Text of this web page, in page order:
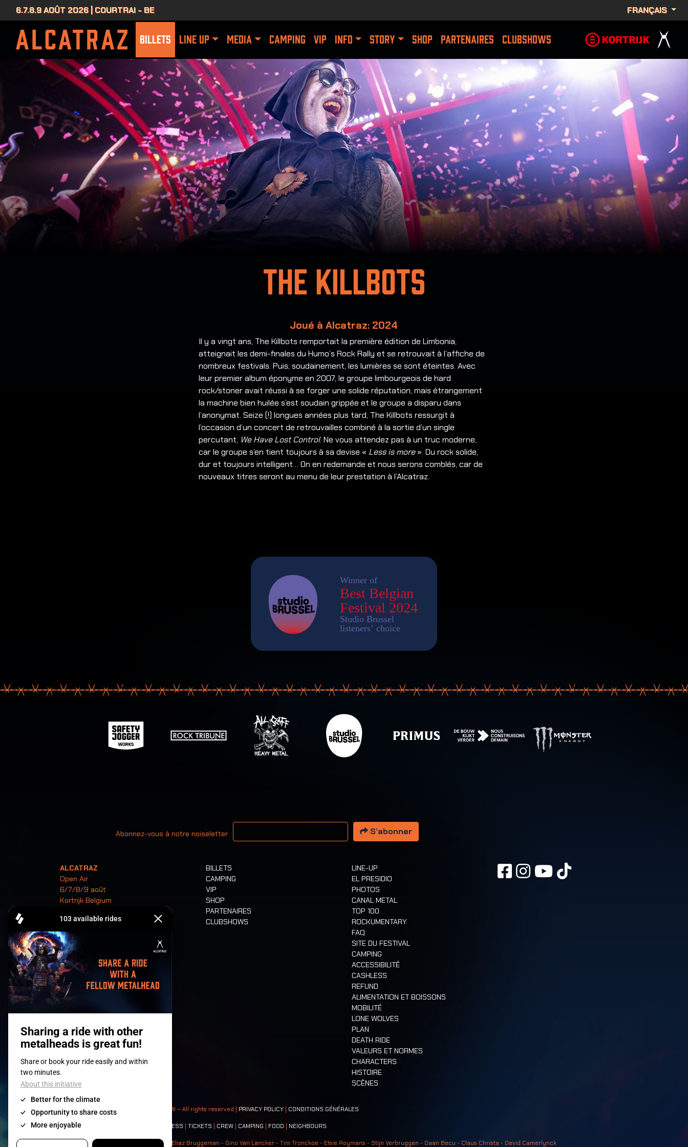
6.7.8.9 AOÛT 2026 | COURTRAI - BE FRANÇAIS
BILLETS LINE UP MEDIA CAMPING VIP INFO STORY SHOP PARTENAIRES CLUBSHOWS
The Killbots
Joué à Alcatraz: 2024
Il y a vingt ans, The Killbots remportait la première édition de Limbonia,
atteignait les demi-finales du Humo’s Rock Rally et se retrouvait à l’affiche de
nombreux festivals.Puis, soudainement, les lumières se sont éteintes. Avec
leur premier album éponyme en 2007, le groupe limbourgeois de hard
rock/stoner avait réussi à se forger une solide réputation, mais étrangement
la machine bien huilée s’est soudain grippée et le groupe a disparu dans
l’anonymat. Seize (!) longues années plus tard, The Killbots ressurgit à
l’occasion d’un concert de retrouvailles combiné à la sortie d’un single
percutant, We Have Lost Control. Ne vous attendez pas à un truc moderne,
car le groupe s’en tient toujours à sa devise « Less is more». Du rock solide,
dur et toujours intelligent… On en redemande et nous serons comblés, car de
nouveaux titres seront au menu de leur prestation à l’Alcatraz.
Abonnez-vous à notre noiseletter
Votre adresse email
S’abonner
ALCATRAZ
Open Air
6/7/8/9 août
Kortrijk Belgium
Billets
BILLETS
CAMPING
VIP
SHOP
PARTENAIRES
CLUBSHOWS
LINE-UP
EL PRESIDIO
PHOTOS
CANAL METAL
TOP 100
ROCKUMENTARY
FAQ
SITE DU FESTIVAL
CAMPING
ACCESSIBILITÉ
CASHLESS
REFUND
ALIMENTATION ET BOISSONS
MOBILITÉ
LONE WOLVES
PLAN
DEATH RIDE
VALEURS ET NORMES
CHARACTERS
HISTOIRE
SCÈNES
© 2008-2026 - Apache Productions VZW – All rights reserved | PRIVACY POLICY CONDITIONS GÉNÉRALES
Contact: PRESS TICKETS CREW CAMPING FOOD NEIGHBOURS
Photos: Ann Kermans - Hans Van Hoof - Eliaz Bruggeman - Gino Van Lancker - Tim Tronckoe - Elsie Roymans - Stijn Verbruggen - Daan Becu - Claus Christa - Devid Camerlynck